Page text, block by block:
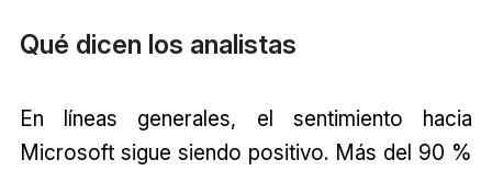
Qué dicen los analistas
En líneas generales, el sentimiento hacia
Microsoft sigue siendo positivo. Más del 90 %